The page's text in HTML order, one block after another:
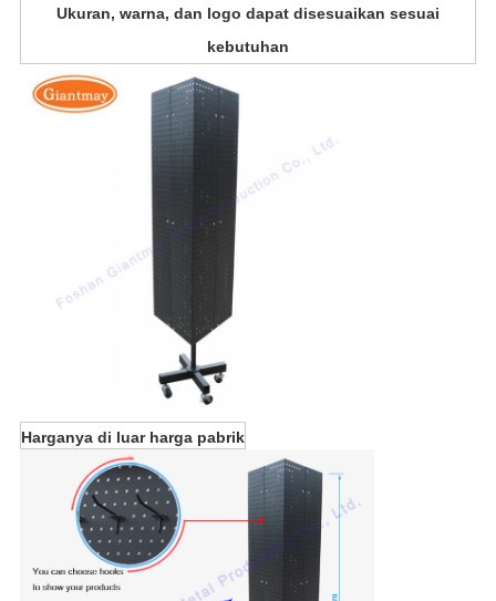
Ukuran, warna, dan logo dapat disesuaikan sesuai
kebutuhan
Harganya di luar harga pabrik